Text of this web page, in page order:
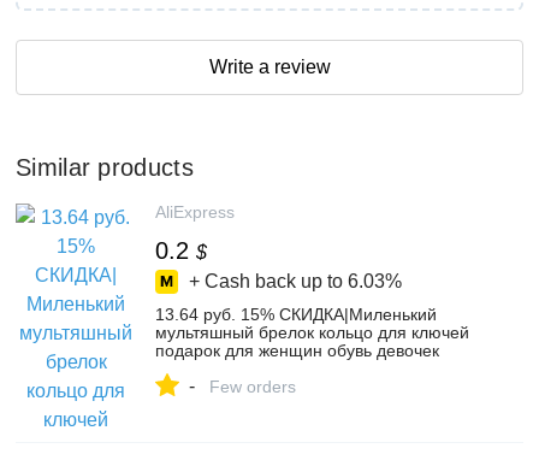
Write a review
Similar products
AliExpress
0.2 $
+ Cash back up to 6.03%
13.64 руб. 15% СКИДКА|Миленький
мультяшный брелок кольцо для ключей
подарок для женщин обувь девочек
Брелоки ювелирные изделия купить на
- Few orders